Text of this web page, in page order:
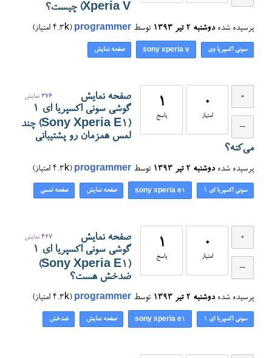
Xperia V) چیست؟
پرسیده شده دوشنبه ۲ تیر ۱۳۹۳ توسط programmer
(
4.3k امتیاز)
سونی اکسپریا وی sony xperia v صفحه نمایش
0
امتیاز
1
پاسخ
376 نمایش
صفحه نمایش
گوشی سونی اکسپریا ای ۱
(Sony Xperia E1) چند
لمس همزمان رو پشتیبانی
می‌کنه؟
پرسیده شده دوشنبه ۲ تیر ۱۳۹۳ توسط programmer
(
4.3k امتیاز)
سونی اکسپریا ای ۱ sony xperia e1 صفحه نمایش صفحه لمسی
0
امتیاز
1
پاسخ
427 نمایش
صفحه نمایش
گوشی سونی اکسپریا ای ۱
(Sony Xperia E1)
ضدخش هست؟
پرسیده شده دوشنبه ۲ تیر ۱۳۹۳ توسط programmer
(
4.3k امتیاز)
سونی اکسپریا ای ۱ sony xperia e1 صفحه نمایش ضدخش